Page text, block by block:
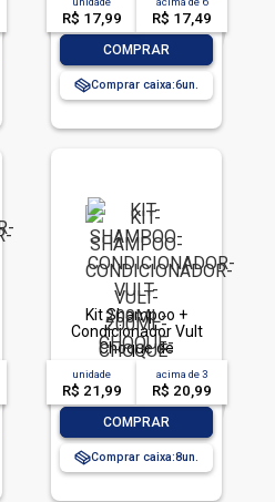
R$ 17,99 R$ 17,49
COMPRAR
Comprar caixa:6
Kit Shampoo +
Condicionador Vult
Choque de
Reconstrução 200ml
unidade
R$ 21,99
acima de3
R$ 20,99
COMPRAR
Comprar caixa:8